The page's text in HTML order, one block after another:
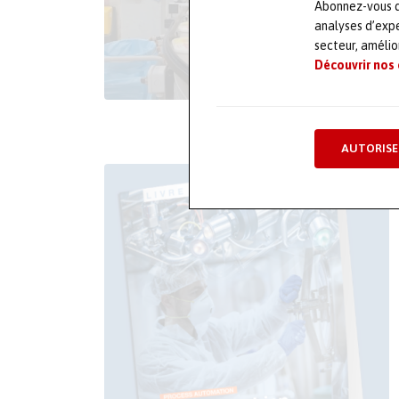
Abonnez-vous
analyses
secteur,
Découvrir